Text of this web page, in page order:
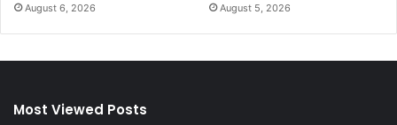
August 6, 2026 August 5, 2026
Most Viewed Posts